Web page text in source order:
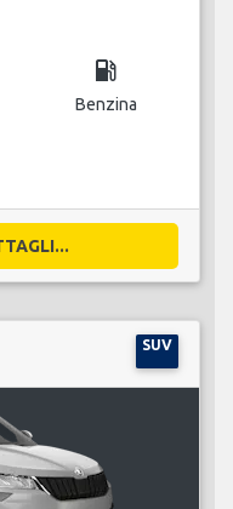
local_gas_station
Benzina
SUV